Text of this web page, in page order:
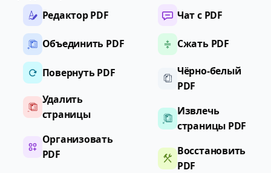
Редактор PDF
Объединить PDF
Повернуть PDF
Удалить
страницы
Организовать
PDF
Чат с PDF
Сжать PDF
Чёрно-белый
PDF
Извлечь
страницы PDF
Восстановить
PDF